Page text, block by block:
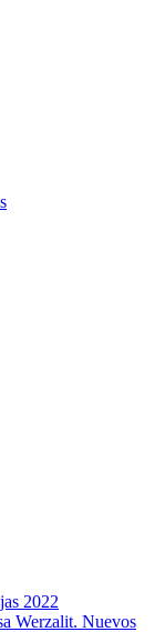
2022
Werzalit. Nuevos